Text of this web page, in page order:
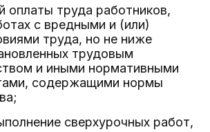
труда работников,
с вредными и (или)
труда, но не ниже
трудовым
и иными нормативными
содержащими нормы
сверхурочных работ,